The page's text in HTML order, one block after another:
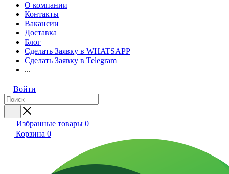
О компании
Контакты
Вакансии
Доставка
Блог
Сделать Заявку в WHATSAPP
Сделать Заявку в Telegram
...
Войти
Избранные товары 0
Корзина 0